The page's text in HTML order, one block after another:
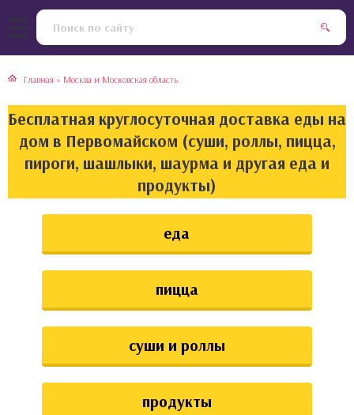
Главная » Москва и Московская область
Бесплатная круглосуточная доставка еды на
дом в Первомайском (суши, роллы, пицца,
пироги, шашлыки, шаурма и другая еда и
продукты)
еда
пицца
суши и роллы
продукты
кухня
кухня
кухня
кухня
булочки